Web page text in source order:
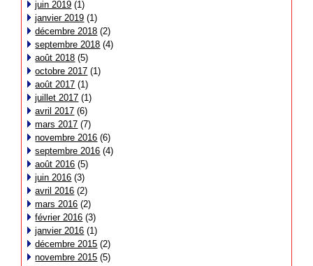
juin 2019 (1)
janvier 2019 (1)
décembre 2018 (2)
septembre 2018 (4)
août 2018 (5)
octobre 2017 (1)
août 2017 (1)
juillet 2017 (1)
avril 2017 (6)
mars 2017 (7)
novembre 2016 (6)
septembre 2016 (4)
août 2016 (5)
juin 2016 (3)
avril 2016 (2)
mars 2016 (2)
février 2016 (3)
janvier 2016 (1)
décembre 2015 (2)
novembre 2015 (5)